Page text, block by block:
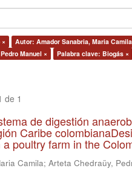
Autor: Amador Sanabria, Maria
Manuel ×
Palabra clave: Biogás ×
de 1
de digestión
Caribe
poultry farm in the
Camila; Arteta Chedraüy,